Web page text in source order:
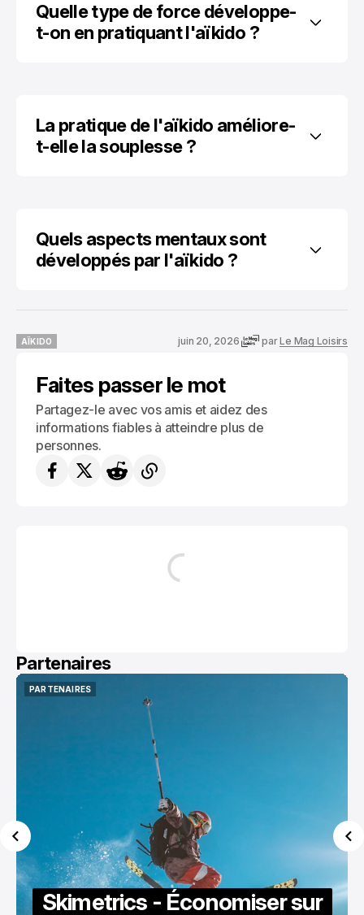
Quelle type de force développe-
t-on en pratiquant l'aïkido ?
La pratique de l'aïkido améliore-
t-elle la souplesse ?
Quels aspects mentaux sont
développés par l'aïkido ?
AÏKIDO
juin 20, 2026 parLe Mag Loisirs
Faites passer le mot
Partagez-le avec vos amis et aidez des
informations fiables à atteindre plus de
personnes.
Partenaires
PARTENAIRES
Skimetrics - Économiser sur